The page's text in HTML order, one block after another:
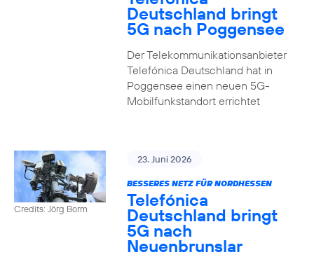
Deutschland bringt
5G nach Poggensee
Der Telekommunikationsanbieter
Telefónica Deutschland hat in
Poggensee einen neuen 5G-
Mobilfunkstandort errichtet
Credits: Jörg Borm
23. Juni 2026
BESSERES NETZ FÜR NORDHESSEN
Telefónica
Deutschland bringt
5G nach
Neuenbrunslar